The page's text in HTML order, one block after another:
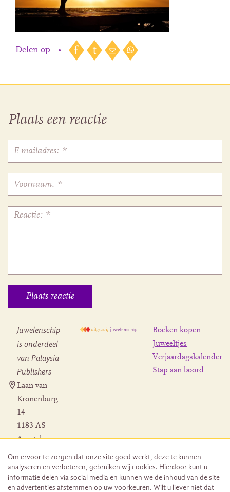
Delen op •
Plaats een reactie
Juwelenschip
is onderdeel
van Palaysia
Publishers
Laan van
Kronenburg
14
1183 AS
Amstelveen
Herroeping
bestelling
Boeken kopen
Juweeltjes
Verjaardagskalender
Stap aan boord
Om ervoor te zorgen dat onze site goed werkt, deze te kunnen
analyseren en verbeteren, gebruiken wij cookies. Hierdoor kunt u
informatie delen via social media en kunnen we de inhoud van de site
en advertenties afstemmen op uw voorkeuren. Wilt u liever niet dat